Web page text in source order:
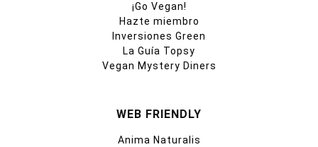
¡Go Vegan!
Hazte miembro
Inversiones Green
La Guía Topsy
Vegan Mystery Diners
WEB FRIENDLY
Anima Naturalis